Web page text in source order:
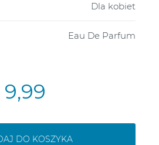
Dla kobiet
Eau De Parfum
9,99
DO KOSZYKA